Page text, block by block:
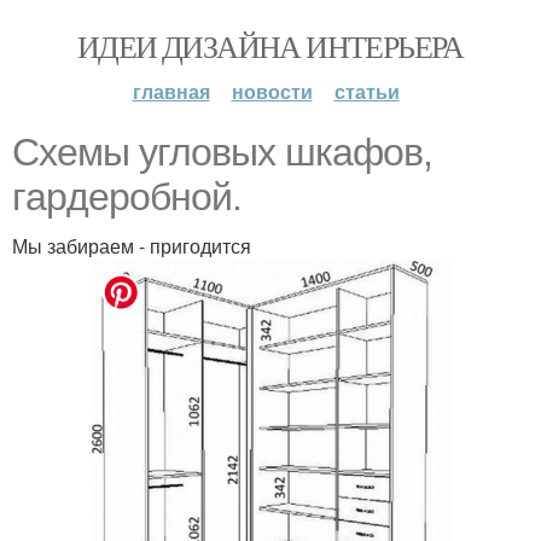
ИДЕИ ДИЗАЙНА ИНТЕРЬЕРА
главная новости статьи
Cхeмы yглoвых шкафов,
гapдepoбной.
Мы забираем - пригодится